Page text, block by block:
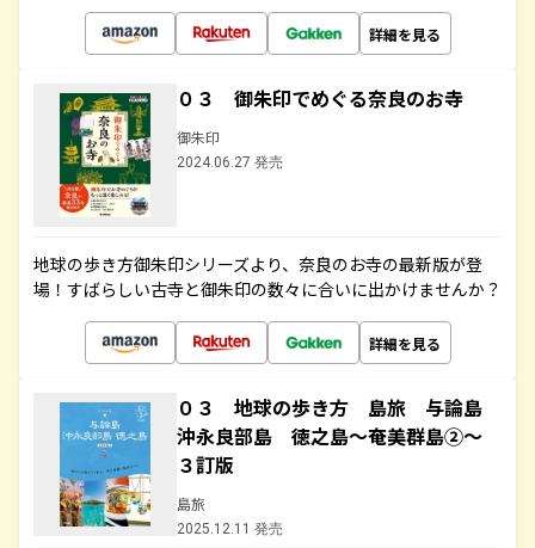
詳細を見る
０３ 御朱印でめぐる奈良のお寺
御朱印
2024.06.27 発売
地球の歩き方御朱印シリーズより、奈良のお寺の最新版が登
場！すばらしい古寺と御朱印の数々に合いに出かけませんか？
詳細を見る
０３ 地球の歩き方 島旅 与論島
沖永良部島 徳之島～奄美群島②～
３訂版
島旅
2025.12.11 発売